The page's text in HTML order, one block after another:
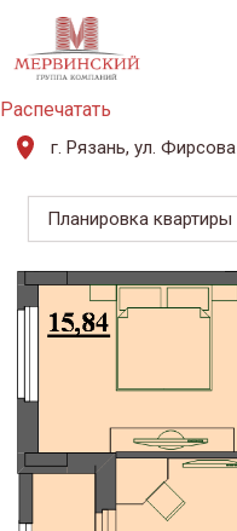
Распечатать
г. Рязань, ул. Фирсова
Планировка квартиры